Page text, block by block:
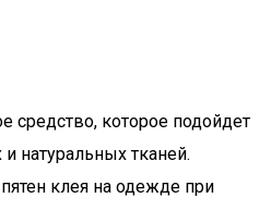
средство, которое подойдет
и натуральных тканей.
клея на одежде при